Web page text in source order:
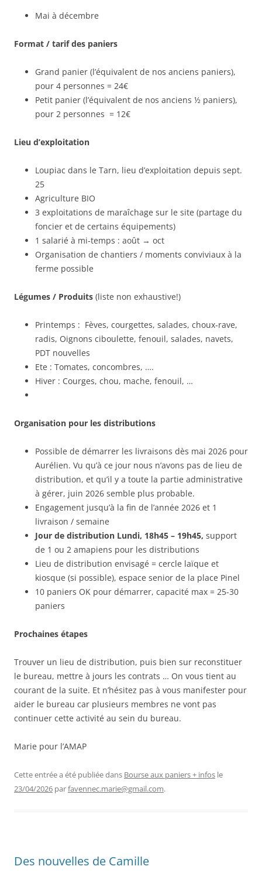
Mai à décembre
Format / tarif des paniers
Grand panier (l’équivalent de nos anciens paniers),
pour 4 personnes = 24€
Petit panier (l’équivalent de nos anciens ½ paniers),
pour 2 personnes = 12€
Lieu d’exploitation
Loupiac dans le Tarn, lieu d’exploitation depuis sept.
25
Agriculture BIO
3 exploitations de maraîchage sur le site (partage du
foncier et de certains équipements)
1 salarié à mi‑temps : août → oct
Organisation de chantiers / moments conviviaux à la
ferme possible
Légumes / Produits (liste non exhaustive!)
Printemps : Fèves, courgettes, salades, choux‑rave,
radis, Oignons ciboulette, fenouil, salades, navets,
PDT nouvelles
Ete : Tomates, concombres, ….
Hiver : Courges, chou, mache, fenouil, …
Organisation pour les distributions
Possible de démarrer les livraisons dès mai 2026 pour
Aurélien. Vu qu’à ce jour nous n’avons pas de lieu de
distribution, et qu’il y a toute la partie administrative
à gérer, juin 2026 semble plus probable.
Engagement jusqu’à la fin de l’année 2026 et 1
livraison / semaine
Jour de distribution Lundi, 18h45 – 19h45, support
de 1 ou 2 amapiens pour les distributions
Lieu de distribution envisagé = cercle laïque et
kiosque (si possible), espace senior de la place Pinel
10 paniers OK pour démarrer, capacité max = 25-30
paniers
Prochaines étapes
Trouver un lieu de distribution, puis bien sur reconstituer
le bureau, mettre à jours les contrats … On vous tient au
courant de la suite. Et n’hésitez pas à vous manifester pour
aider le bureau car plusieurs membres ne vont pas
continuer cette activité au sein du bureau.
Marie pour l’AMAP
Cette entrée a été publiée dans Bourse aux paniers + infos le
23/04/2026 parfavennec.marie@gmail.com.
Des nouvelles de Camille